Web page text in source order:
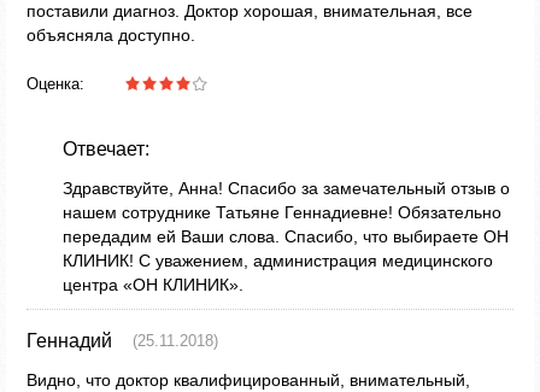
поставили диагноз. Доктор хорошая, внимательная, все
объясняла доступно.
Оценка:
Отвечает:
Здравствуйте, Анна! Спасибо за замечательный отзыв о
нашем сотруднике Татьяне Геннадиевне! Обязательно
передадим ей Ваши слова. Спасибо, что выбираете ОН
КЛИНИК! С уважением, администрация медицинского
центра «ОН КЛИНИК».
Геннадий (25.11.2018)
Видно, что доктор квалифицированный, внимательный,